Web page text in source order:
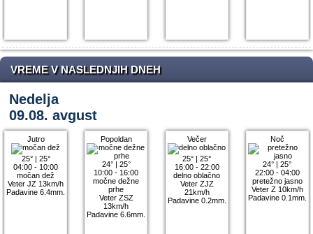
VREME V NASLEDNJIH DNEH
Nedelja
09.08. avgust
Jutro
25°| 25°
04:00 - 10:00
močan dež
Veter JZ 13km/h
Padavine 6.4mm.
Popoldan
24°| 25°
10:00 - 16:00
močne dežne
prhe
Veter ZSZ
13km/h
Padavine 6.6mm.
Večer
25° |25°
16:00 - 22:00
delno oblačno
Veter ZJZ
21km/h
Padavine 0.2mm.
Noč
24° |25°
22:00 - 04:00
pretežno jasno
Veter Z 10km/h
Padavine 0.1mm.